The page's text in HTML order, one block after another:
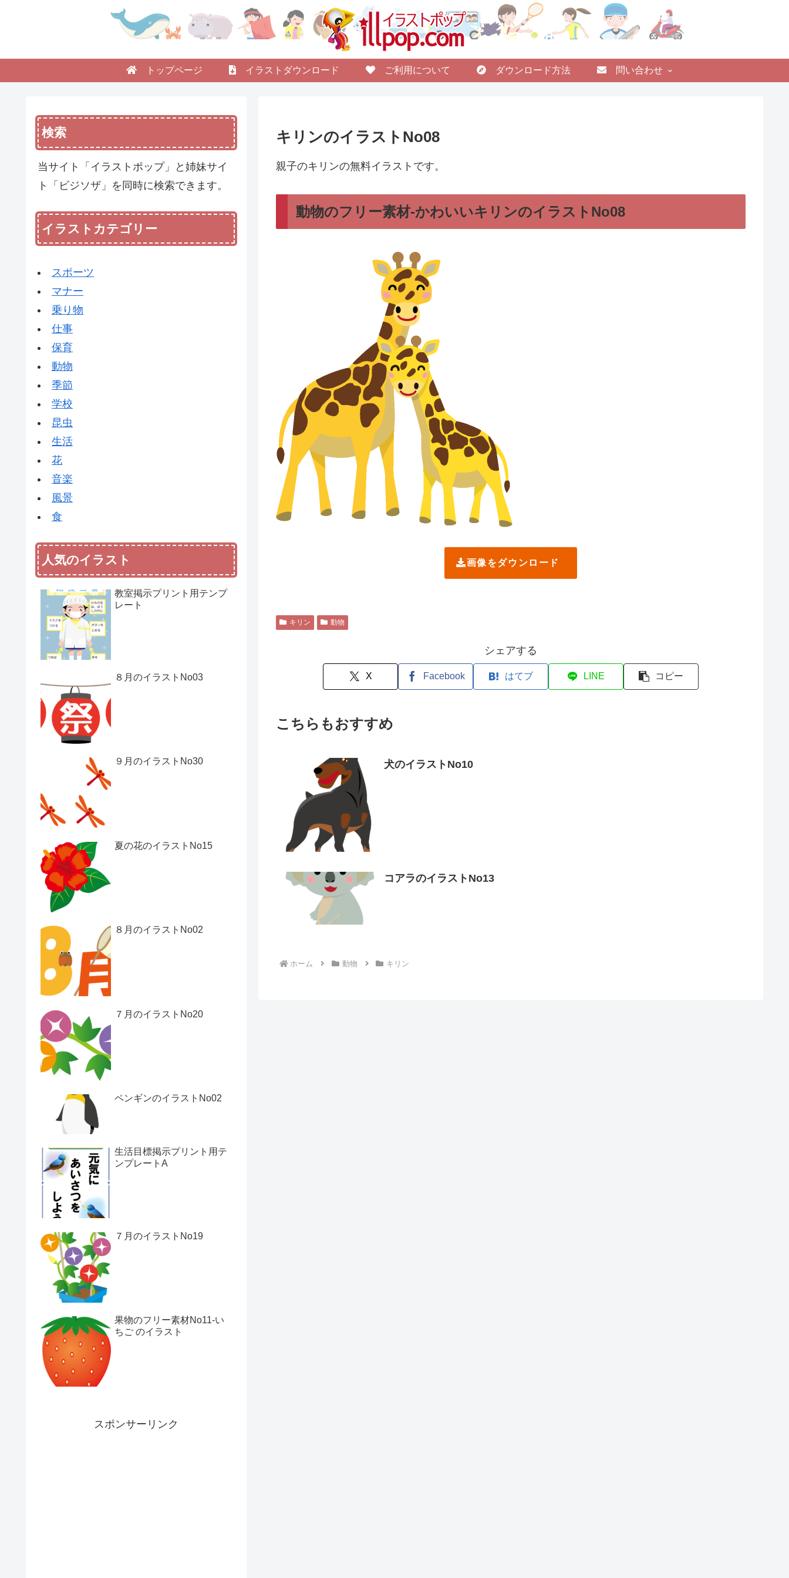
トップページ イラストダウンロード ご利用について ダウンロード方法 問い合わせ
キリンのイラストNo08
親子のキリンの無料イラストです。
動物のフリー素材-かわいいキリンのイラストNo08
画像をダウンロード
キリン 動物
シェアする
X Facebook はてブ LINE コピー
こちらもおすすめ
犬のイラストNo10
コアラのイラストNo13
ホーム 動物 キリン
検索
当サイト「イラストポップ」と姉妹サイ
ト「ビジソザ」を同時に検索できます。
イラストカテゴリー
スポーツ
マナー
乗り物
仕事
保育
動物
季節
学校
昆虫
生活
花
音楽
風景
食
人気のイラスト
教室掲示プリント用テンプ
レート
８月のイラストNo03
９月のイラストNo30
夏の花のイラストNo15
８月のイラストNo02
７月のイラストNo20
ペンギンのイラストNo02
生活目標掲示プリント用テ
ンプレートA
７月のイラストNo19
果物のフリー素材No11-い
ちご のイラスト
スポンサーリンク